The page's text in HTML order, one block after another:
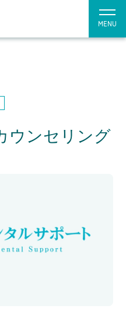
MENU
ウンセリング